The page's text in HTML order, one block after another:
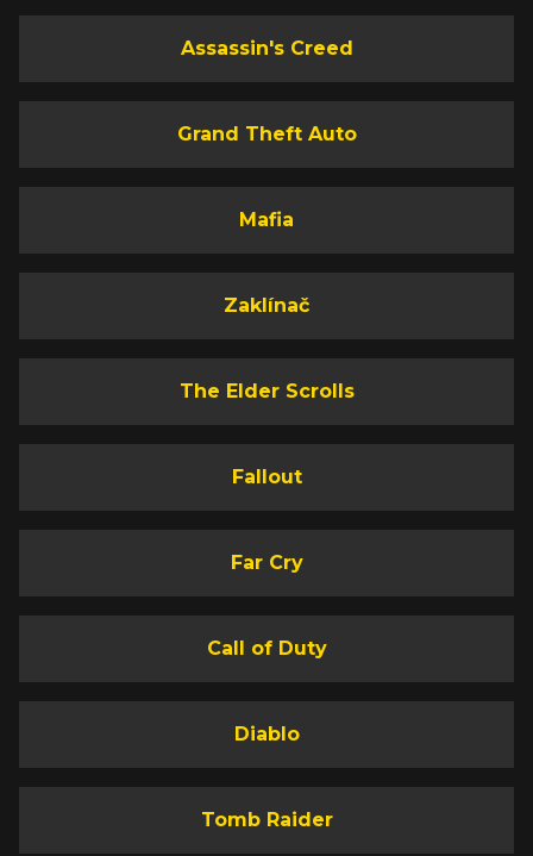
Assassin's Creed
Grand Theft Auto
Mafia
Zaklínač
The Elder Scrolls
Fallout
Far Cry
Call of Duty
Diablo
Tomb Raider